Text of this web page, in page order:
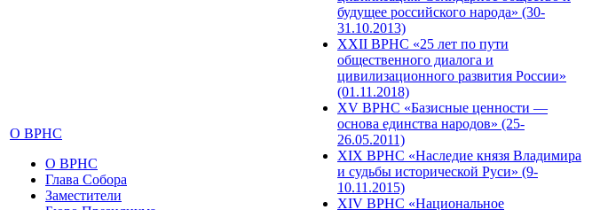
О ВРНС
О ВРНС
Глава Собора
Заместители
будущее российского народа» (30-
31.10.2013)
XXII ВРНС «25 лет по пути
общественного диалога и
цивилизационного развития России»
(01.11.2018)
XV ВРНС «Базисные ценности —
основа единства народов» (25-
26.05.2011)
XIX ВРНС «Наследие князя Владимира
и судьбы исторической Руси» (9-
10.11.2015)
XIV ВРНС «Национальное